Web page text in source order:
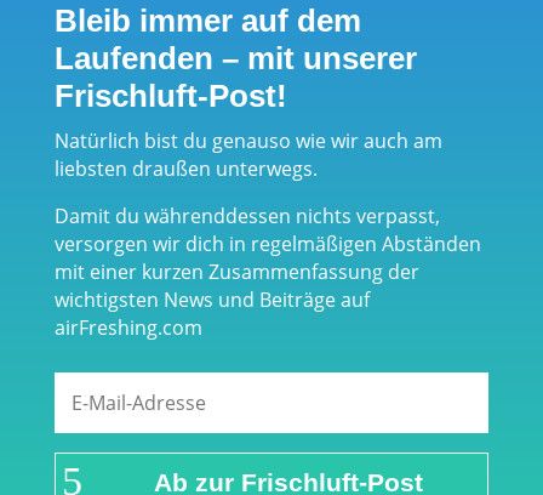
Israel
road" Terrain
Bleib immer auf dem
Laufenden – mit unserer
Frischluft-Post!
Natürlich bist du genauso wie wir auch am
liebsten draußen unterwegs.
Damit du währenddessen nichts verpasst,
versorgen wir dich in regelmäßigen Abständen
mit einer kurzen Zusammenfassung der
wichtigsten News und Beiträge auf
airFreshing.com
Ab zur Frischluft-Post